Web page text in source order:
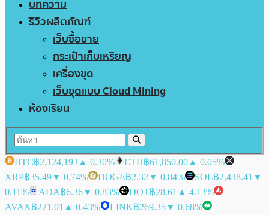
บทความ
รีวิวผลิตภัณฑ์
เว็บซื้อขาย
กระเป๋าเก็บเหรียญ
เครื่องขุด
เว็บขุดแบบ Cloud Mining
ห้องเรียน
BTC฿2,124,193 ▲ 0.30% ETH฿61,850.00 ▲ 0.05%
XRP฿35.49▼ 0.74% DOGE฿2.32 ▼ 0.84% SOL฿2,438.41 ▼
0.11%
ADA฿6.36▼ 0.83% DOT฿28.61 ▲ 4.13%
AVAX฿221.01 ▲ 0.43% LINK฿269.35▼ 0.68%